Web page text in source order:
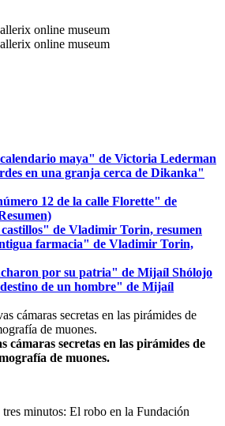
maya" de Victoria Lederman
en una granja cerca de Dikanka"
12 de la calle Florette" de
de Vladimir Torin, resumen
farmacia" de Vladimir Torin,
por su patria" de Mijaíl Shólojo
de un hombre" de Mijaíl
cámaras secretas en las pirámides de
de muones.